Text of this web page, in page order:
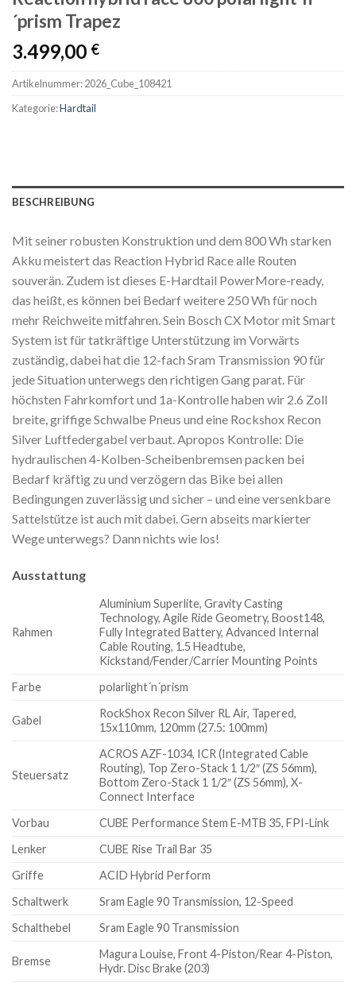
´prism Trapez
3.499,00 €
Artikelnummer:2026_Cube_108421
Kategorie:Hardtail
BESCHREIBUNG
Mit seiner robusten Konstruktion und dem 800 Wh starken
Akku meistert das Reaction Hybrid Race alle Routen
souverän. Zudem ist dieses E-Hardtail PowerMore-ready,
das heißt, es können bei Bedarf weitere 250 Wh für noch
mehr Reichweite mitfahren. Sein Bosch CX Motor mit Smart
System ist für tatkräftige Unterstützung im Vorwärts
zuständig, dabei hat die 12-fach Sram Transmission 90 für
jede Situation unterwegs den richtigen Gang parat. Für
höchsten Fahrkomfort und 1a-Kontrolle haben wir 2.6 Zoll
breite, griffige Schwalbe Pneus und eine Rockshox Recon
Silver Luftfedergabel verbaut. Apropos Kontrolle: Die
hydraulischen 4-Kolben-Scheibenbremsen packen bei
Bedarf kräftig zu und verzögern das Bike bei allen
Bedingungen zuverlässig und sicher – und eine versenkbare
Sattelstütze ist auch mit dabei. Gern abseits markierter
Wege unterwegs? Dann nichts wie los!
Ausstattung
Rahmen
Aluminium Superlite, Gravity Casting
Technology, Agile Ride Geometry, Boost148,
Fully Integrated Battery, Advanced Internal
Cable Routing, 1.5 Headtube,
Kickstand/Fender/Carrier Mounting Points
Farbe
polarlight´n´prism
Gabel
RockShox Recon Silver RL Air, Tapered,
15x110mm, 120mm (27.5: 100mm)
Steuersatz
ACROS AZF-1034, ICR (Integrated Cable
Routing), Top Zero-Stack 1 1/2″ (ZS 56mm),
Bottom Zero-Stack 1 1/2″ (ZS 56mm), X-
Connect Interface
Vorbau
CUBE Performance Stem E-MTB 35, FPI-Link
Lenker
CUBE Rise Trail Bar 35
Griffe
ACID Hybrid Perform
Schaltwerk
Sram Eagle 90 Transmission, 12-Speed
Schalthebel
Sram Eagle 90 Transmission
Bremse
Magura Louise, Front 4-Piston/Rear 4-Piston,
Hydr. Disc Brake (203)